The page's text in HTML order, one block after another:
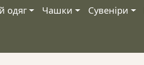
одяг Чашки Сувеніри